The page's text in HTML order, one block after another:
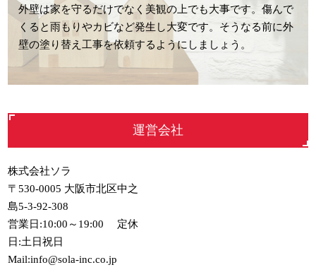
外壁は家を守るだけでなく美観の上でも大事です。傷んで
くると雨もりやカビなど発生し大変です。そうなる前に外
壁の塗り替え工事を依頼するようにしましょう。
運営会社
株式会社ソラ
〒530-0005 大阪市北区中之
島5-3-92-308
営業日:10:00～19:00 定休
日:土日祝日
Mail:info@sola-inc.co.jp